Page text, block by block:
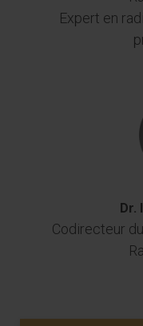
Expert en
Dr.
Codirecteur